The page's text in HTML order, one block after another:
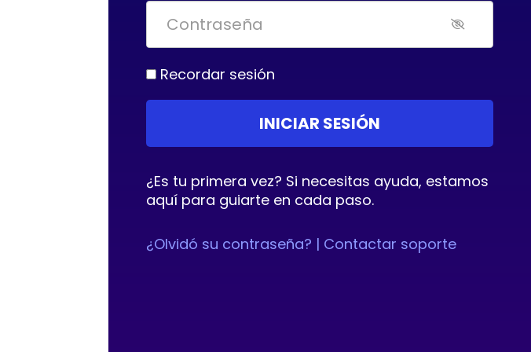
Recordar sesión
¿Es tu primera vez? Si necesitas ayuda, estamos
aquí para guiarte en cada paso.
¿Olvidó su contraseña? | Contactar soporte